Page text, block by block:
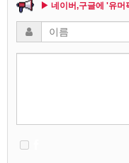
▶ 네이버,구글에 '유머